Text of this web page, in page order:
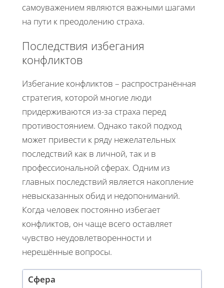
самоуважением являются важными шагами
на пути к преодолению страха.
Последствия избегания
конфликтов
Избегание конфликтов – распространённая
стратегия, которой многие люди
придерживаются из-за страха перед
противостоянием. Однако такой подход
может привести к ряду нежелательных
последствий как в личной, так и в
профессиональной сферах. Одним из
главных последствий является накопление
невысказанных обид и недопониманий.
Когда человек постоянно избегает
конфликтов, он чаще всего оставляет
чувство неудовлетворенности и
нерешённые вопросы.
Сфера